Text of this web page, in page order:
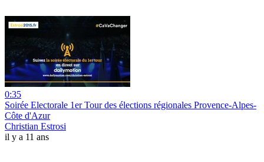
0:35
Soirée Electorale 1er Tour des élections régionales Provence-Alpes-
Côte d'Azur
Christian Estrosi
il y a 11 ans